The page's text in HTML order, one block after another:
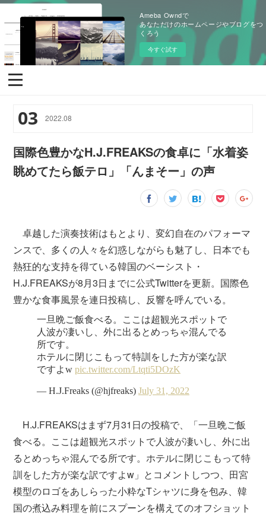
Ameba Owndで
あなただけのホームページやブログをつ
くろう
今すぐ試す
03 2022.08
国際色豊かなH.J.FREAKSの食卓に「水着姿
眺めてたら飯テロ」「んまそー」の声
卓越した演奏技術はもとより、変幻自在のパフォーマ
ンスで、多くの人々を幻惑しながらも魅了し、日本でも
熱狂的な支持を得ている韓国のベーシスト・
H.J.FREAKSが8月3日までに公式Twitterを更新。国際色
豊かな食事風景を連日投稿し、反響を呼んでいる。
H.J.FREAKSはまず7月31日の投稿で、「一旦晩ご飯
食べる。ここは超観光スポットで人波が凄いし、外に出
るとめっちゃ混んでる所です。ホテルに閉じこもって特
訓をした方が楽な訳ですよw」とコメントしつつ、田宮
模型のロゴをあしらった小粋なTシャツに身を包み、韓
国の煮込み料理を前にスプーンを構えてのオフショット